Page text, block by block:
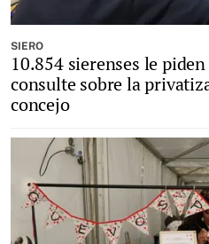
SIERO
10.854 sierenses le
consulte sobre la
concejo